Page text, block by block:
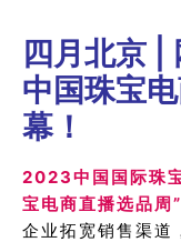
四月北京 |
中国珠宝
幕！
2023中国国际珠
宝电商直播选品周”
企业拓宽销售渠道